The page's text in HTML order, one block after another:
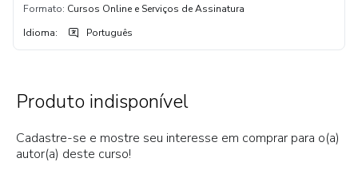
Formato: Cursos Online e Serviços de Assinatura
Idioma: Português
Produto indisponível
Cadastre-se e mostre seu interesse em comprar para o(a)
autor(a) deste curso!